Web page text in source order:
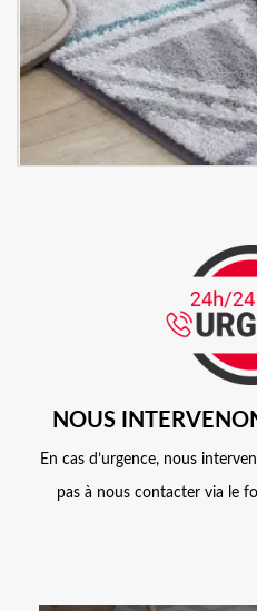
NOUS
En cas d’urgence, nous
pas à nous contacter via le